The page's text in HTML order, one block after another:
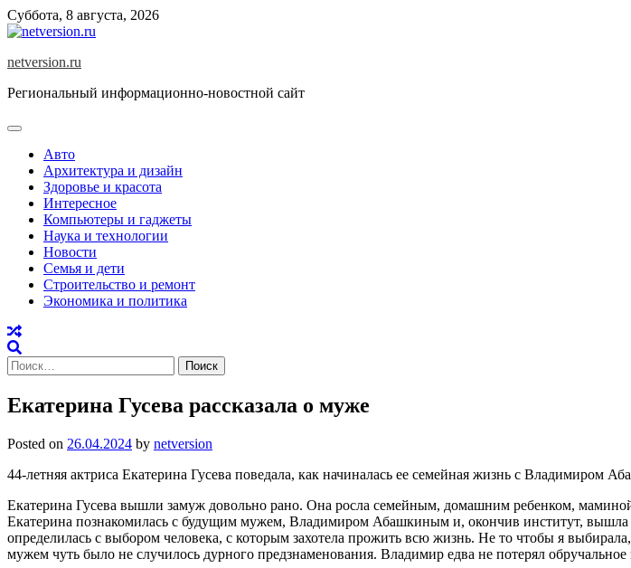
Skip
to
Суббота, 8 августа, 2026
netversion.ru
Региональный информационно-новостной сайт
Авто
Архитектура и дизайн
Здоровье и красота
Интересное
Компьютеры и гаджеты
Наука и технологии
Новости
Семья и дети
Строительство и ремонт
Экономика и политика
Найти:
Екатерина Гусева рассказала о муже
Posted on 26.04.2024 by netversion
44-летняя актриса Екатерина Гусева поведала, как начиналась ее семейная жизнь с
Екатерина Гусева вышли замуж довольно рано. Она росла семейным, домашним ребенком,
Екатерина познакомилась с будущим мужем, Владимиром Абашкиным и, окончив институт,
определилась с выбором человека, с которым захотела прожить всю жизнь. Не то чтобы я
мужем чуть было не случилось дурного предзнаменования. Владимир едва не потерял